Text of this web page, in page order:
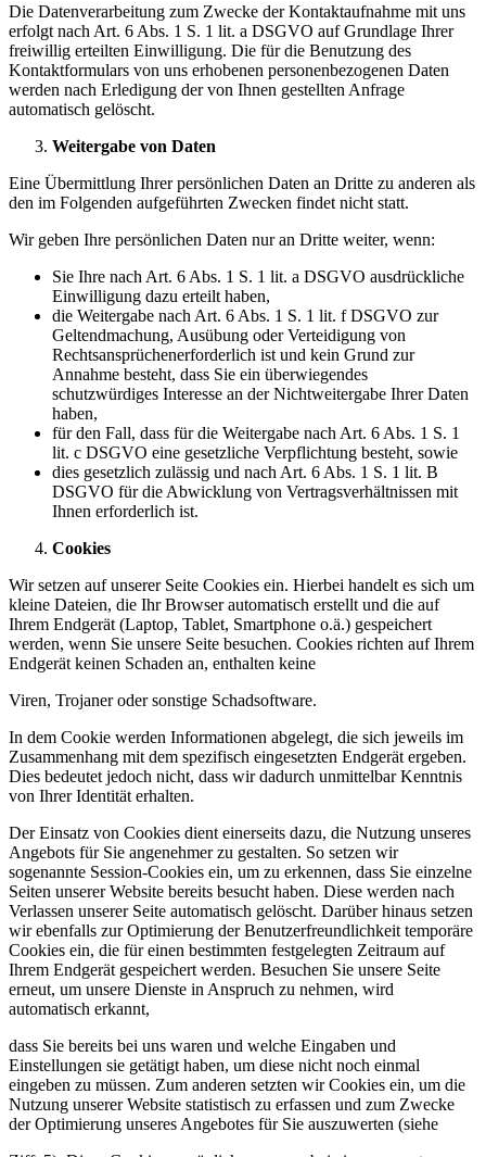
Die Datenverarbeitung zum Zwecke der Kontaktaufnahme mit uns
erfolgt nach Art. 6 Abs. 1 S. 1 lit. a DSGVO auf Grundlage Ihrer
freiwillig erteilten Einwilligung. Die für die Benutzung des
Kontaktformulars von uns erhobenen personenbezogenen Daten
werden nach Erledigung der von Ihnen gestellten Anfrage
automatisch gelöscht.
Weitergabe von Daten
Eine Übermittlung Ihrer persönlichen Daten an Dritte zu anderen als
den im Folgenden aufgeführten Zwecken findet nicht statt.
Wir geben Ihre persönlichen Daten nur an Dritte weiter, wenn:
Sie Ihre nach Art. 6 Abs. 1 S. 1 lit. a DSGVO ausdrückliche
Einwilligung dazu erteilt haben,
die Weitergabe nach Art. 6 Abs. 1 S. 1 lit. f DSGVO zur
Geltendmachung, Ausübung oder Verteidigung von
Rechtsansprüchenerforderlich ist und kein Grund zur
Annahme besteht, dass Sie ein überwiegendes
schutzwürdiges Interesse an der Nichtweitergabe Ihrer Daten
haben,
für den Fall, dass für die Weitergabe nach Art. 6 Abs. 1 S. 1
lit. c DSGVO eine gesetzliche Verpflichtung besteht, sowie
dies gesetzlich zulässig und nach Art. 6 Abs. 1 S. 1 lit. B
DSGVO für die Abwicklung von Vertragsverhältnissen mit
Ihnen erforderlich ist.
Cookies
Wir setzen auf unserer Seite Cookies ein. Hierbei handelt es sich um
kleine Dateien, die Ihr Browser automatisch erstellt und die auf
Ihrem Endgerät (Laptop, Tablet, Smartphone o.ä.) gespeichert
werden, wenn Sie unsere Seite besuchen. Cookies richten auf Ihrem
Endgerät keinen Schaden an, enthalten keine
Viren, Trojaner oder sonstige Schadsoftware.
In dem Cookie werden Informationen abgelegt, die sich jeweils im
Zusammenhang mit dem spezifisch eingesetzten Endgerät ergeben.
Dies bedeutet jedoch nicht, dass wir dadurch unmittelbar Kenntnis
von Ihrer Identität erhalten.
Der Einsatz von Cookies dient einerseits dazu, die Nutzung unseres
Angebots für Sie angenehmer zu gestalten. So setzen wir
sogenannte Session-Cookies ein, um zu erkennen, dass Sie einzelne
Seiten unserer Website bereits besucht haben. Diese werden nach
Verlassen unserer Seite automatisch gelöscht. Darüber hinaus setzen
wir ebenfalls zur Optimierung der Benutzerfreundlichkeit temporäre
Cookies ein, die für einen bestimmten festgelegten Zeitraum auf
Ihrem Endgerät gespeichert werden. Besuchen Sie unsere Seite
erneut, um unsere Dienste in Anspruch zu nehmen, wird
automatisch erkannt,
dass Sie bereits bei uns waren und welche Eingaben und
Einstellungen sie getätigt haben, um diese nicht noch einmal
eingeben zu müssen. Zum anderen setzten wir Cookies ein, um die
Nutzung unserer Website statistisch zu erfassen und zum Zwecke
der Optimierung unseres Angebotes für Sie auszuwerten (siehe